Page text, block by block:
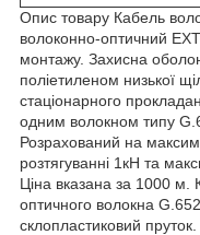
Опис товару Кабель
волоконно-оптичний
монтажу. Захисна
поліетиленом низької
стаціонарного
одним волокном типу
Розрахований на
розтягуванні 1кН та
Ціна вказана за 1000 м.
оптичного волокна
склопластиковий